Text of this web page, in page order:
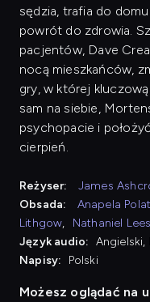
sędzia, trafia do
powrót do zdrowia.
pacjentów, Dave
nocą mieszkańców,
gry, w której
sam na siebie,
psychopacie i
cierpień.
Reżyser:
James
Obsada:
Anapela
Lithgow, Nathaniel Lees
Język audio: Angielski,
Napisy:
Polski
Możesz oglądać na